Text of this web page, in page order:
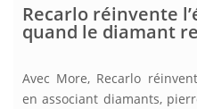
Recarlo réinvente
quand le diamant
Avec More, Recarlo
en associant diamants,